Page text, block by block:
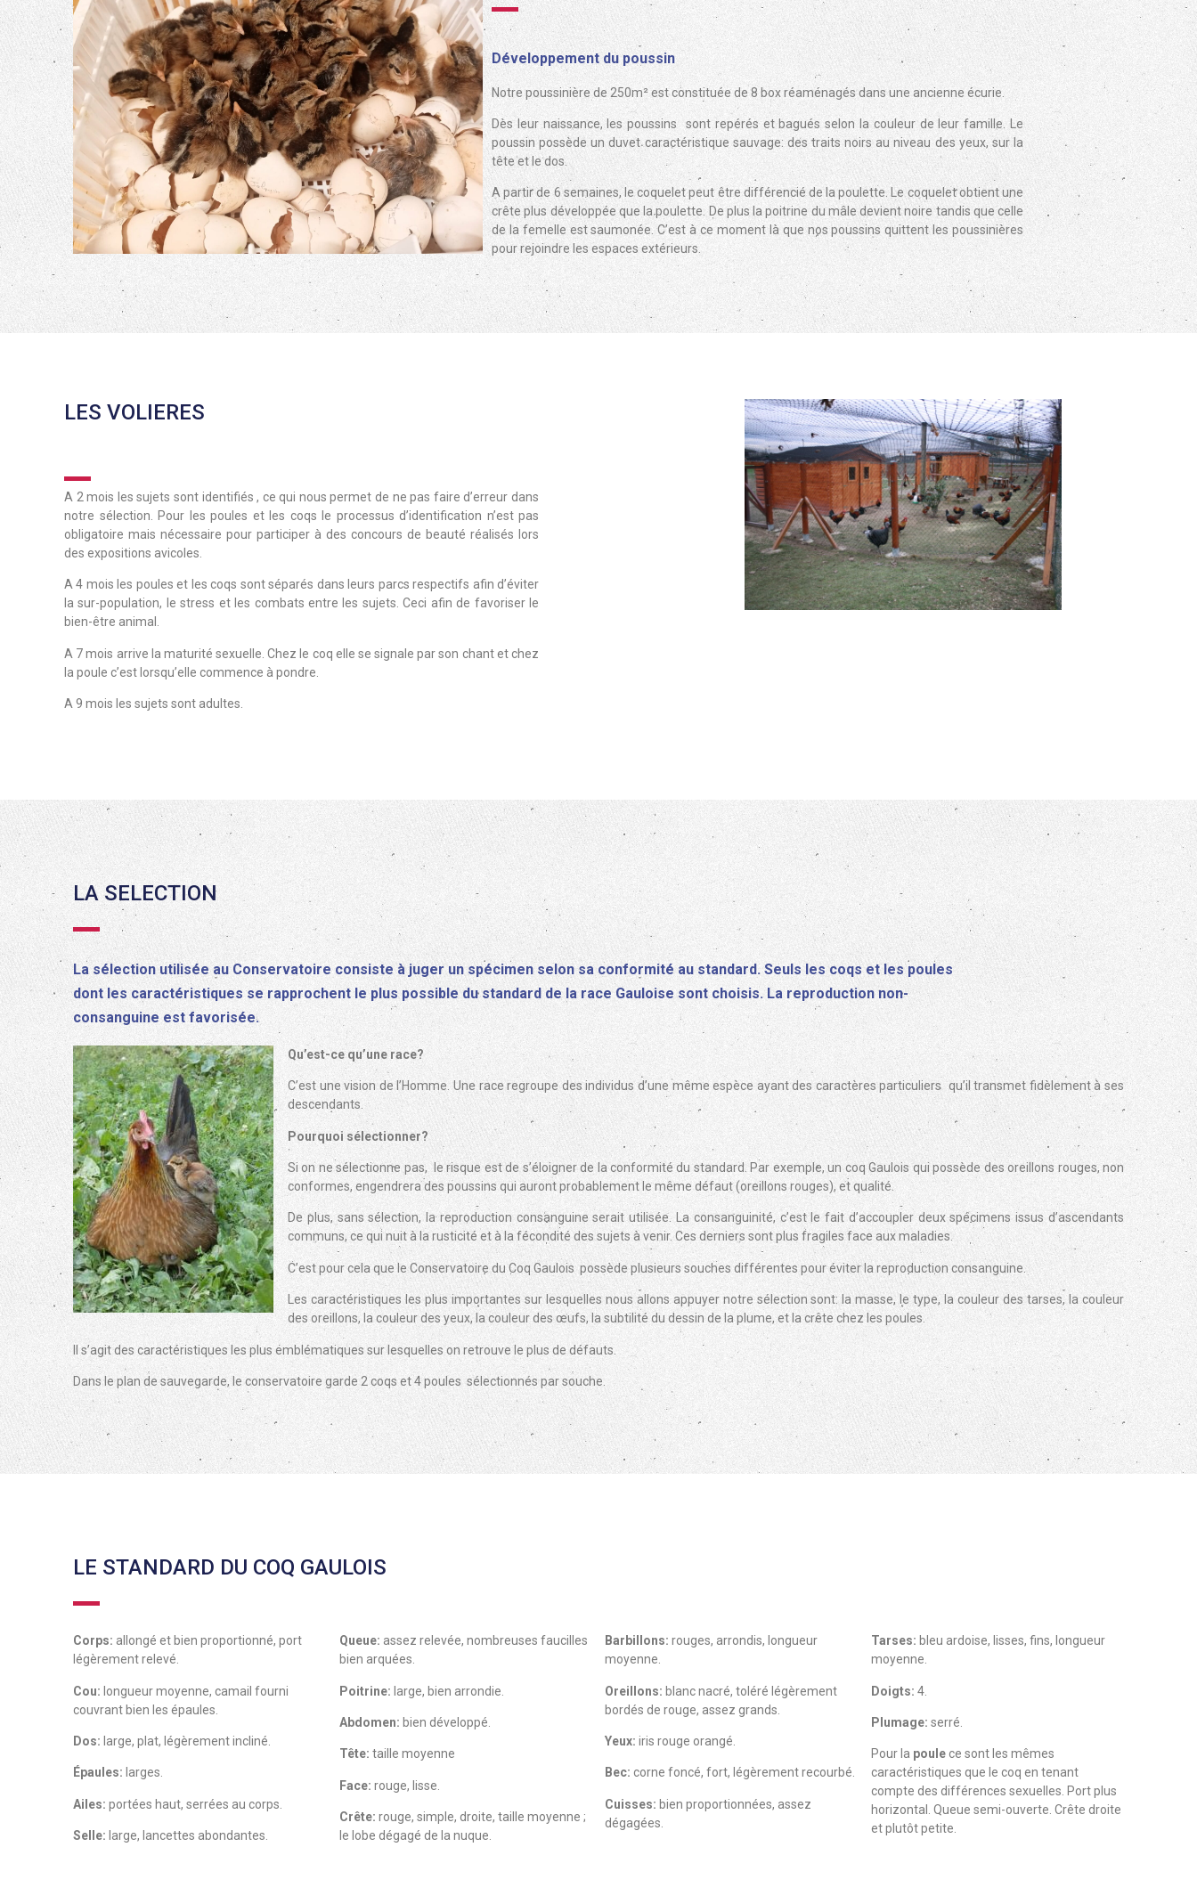
Développement du poussin
Notre poussinière de 250m² est constituée de 8 box réaménagés dans une ancienne écurie.
Dès leur naissance, les poussins sont repérés et bagués selon la couleur de leur famille. Le
poussin possède un duvet caractéristique sauvage: des traits noirs au niveau des yeux, sur la
tête et le dos.
A partir de 6 semaines, le coquelet peut être différencié de la poulette. Le coquelet obtient une
crête plus développée que la poulette. De plus la poitrine du mâle devient noire tandis que celle
de la femelle est saumonée. C’est à ce moment là que nos poussins quittent les poussinières
pour rejoindre les espaces extérieurs.
LES VOLIERES
A 2 mois les sujets sont identifiés , ce qui nous permet de ne pas faire d’erreur dans
notre sélection. Pour les poules et les coqs le processus d’identification n’est pas
obligatoire mais nécessaire pour participer à des concours de beauté réalisés lors
des expositions avicoles.
A 4 mois les poules et les coqs sont séparés dans leurs parcs respectifs afin d’éviter
la sur-population, le stress et les combats entre les sujets. Ceci afin de favoriser le
bien-être animal.
A 7 mois arrive la maturité sexuelle. Chez le coq elle se signale par son chant et chez
la poule c’est lorsqu’elle commence à pondre.
A 9 mois les sujets sont adultes.
LA SELECTION
La sélection utilisée au Conservatoire consiste à juger un spécimen selon sa conformité au standard. Seuls les coqs et les poules
dont les caractéristiques se rapprochent le plus possible du standard de la race Gauloise sont choisis. La reproduction non-
consanguine est favorisée.
Qu’est-ce qu’une race?
C’est une vision de l’Homme. Une race regroupe des individus d’une même espèce ayant des caractères particuliers qu’il transmet fidèlement à ses
descendants.
Pourquoi sélectionner?
Si on ne sélectionne pas, le risque est de s’éloigner de la conformité du standard. Par exemple, un coq Gaulois qui possède des oreillons rouges, non
conformes, engendrera des poussins qui auront probablement le même défaut (oreillons rouges), et qualité.
De plus, sans sélection, la reproduction consanguine serait utilisée. La consanguinité, c’est le fait d’accoupler deux spécimens issus d’ascendants
communs, ce qui nuit à la rusticité et à la fécondité des sujets à venir. Ces derniers sont plus fragiles face aux maladies.
C’est pour cela que le Conservatoire du Coq Gaulois possède plusieurs souches différentes pour éviter la reproduction consanguine.
Les caractéristiques les plus importantes sur lesquelles nous allons appuyer notre sélection sont: la masse, le type, la couleur des tarses, la couleur
des oreillons, la couleur des yeux, la couleur des œufs, la subtilité du dessin de la plume, et la crête chez les poules.
Il s’agit des caractéristiques les plus emblématiques sur lesquelles on retrouve le plus de défauts.
Dans le plan de sauvegarde, le conservatoire garde 2 coqs et 4 poules sélectionnés par souche.
LE STANDARD DU COQ GAULOIS
Corps: allongé et bien proportionné, port
légèrement relevé.
Cou: longueur moyenne, camail fourni
couvrant bien les épaules.
Dos: large, plat, légèrement incliné.
Épaules: larges.
Ailes: portées haut, serrées au corps.
Selle: large, lancettes abondantes.
Queue: assez relevée, nombreuses faucilles
bien arquées.
Poitrine: large, bien arrondie.
Abdomen: bien développé.
Tête: taille moyenne
Face: rouge, lisse.
Crête: rouge, simple, droite, taille moyenne ;
le lobe dégagé de la nuque.
Barbillons: rouges, arrondis, longueur
moyenne.
Oreillons: blanc nacré, toléré légèrement
bordés de rouge, assez grands.
Yeux: iris rouge orangé.
Bec: corne foncé, fort, légèrement recourbé.
Cuisses: bien proportionnées, assez
dégagées.
Tarses: bleu ardoise, lisses, fins, longueur
moyenne.
Doigts: 4.
Plumage: serré.
Pour la poulece sont les mêmes
caractéristiques que le coq en tenant
compte des différences sexuelles. Port plus
horizontal. Queue semi-ouverte. Crête droite
et plutôt petite.